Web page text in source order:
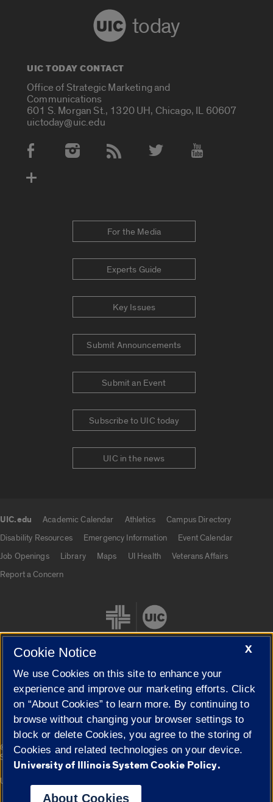
today
UIC TODAY CONTACT
Office of Strategic Marketing and
Communications
601 S. Morgan St., 1320 UH, Chicago, IL 60607
uictoday@uic.edu
Social Media Accounts
For the Media
Experts Guide
Key Issues
Submit Announcements
Submit an Event
Subscribe to UIC today
UIC in the news
UIC.edu Academic Calendar Athletics
Campus Directory
Disability Resources
Emergency Information
Event Calendar
Job Openings
Library Maps UI Health
Veterans Affairs
Report a Concern
Cookie Settings
© 2026 The Board of Trustees of the University of Illinois|
Privacy
Statement
Campuses
University of Illinois System
X
Cookie Notice
We use Cookies on this site to enhance your
experience and improve our marketing efforts. Click
on “About Cookies” to learn more. By continuing to
browse without changing your browser settings to
block or delete Cookies, you agree to the storing of
Cookies and related technologies on your device.
University of Illinois System Cookie Policy.
About Cookies